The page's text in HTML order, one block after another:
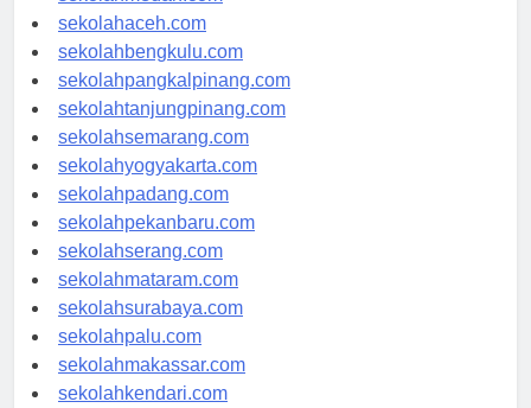
sekolahmedan.com
sekolahaceh.com
sekolahbengkulu.com
sekolahpangkalpinang.com
sekolahtanjungpinang.com
sekolahsemarang.com
sekolahyogyakarta.com
sekolahpadang.com
sekolahpekanbaru.com
sekolahserang.com
sekolahmataram.com
sekolahsurabaya.com
sekolahpalu.com
sekolahmakassar.com